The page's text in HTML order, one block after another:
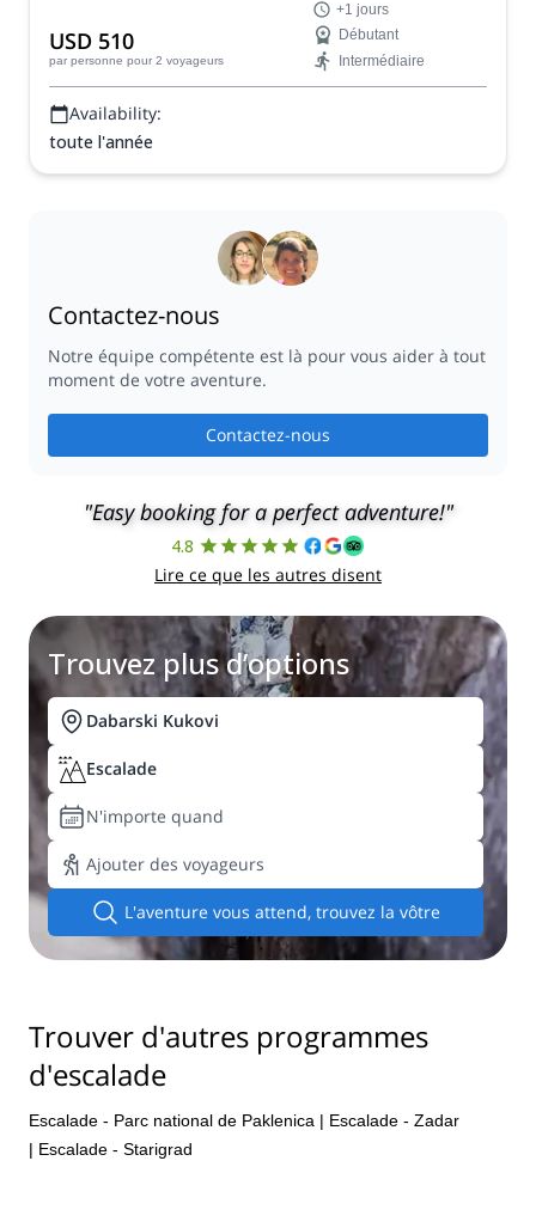
USD 510
par personne pour 2 voyageurs
+1 jours
Débutant
Intermédiaire
Availability:
toute l'année
Contactez-nous
Notre équipe compétente est là pour vous aider à tout
moment de votre aventure.
Contactez-nous
"Easy booking for a perfect adventure!"
4.8
Lire ce que les autres disent
Trouvez plus d’options
Dabarski Kukovi
Escalade
N'importe quand
Ajouter des voyageurs
L'aventure vous attend, trouvez la vôtre
Trouver d'autres programmes
d'escalade
Escalade - Parc national de Paklenica | Escalade - Zadar
| Escalade - Starigrad